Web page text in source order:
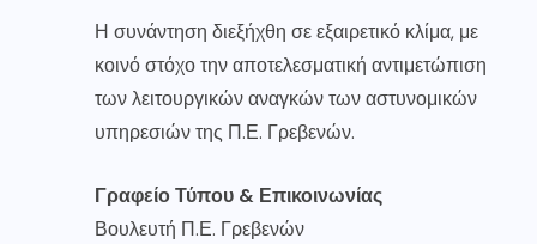
Η συνάντηση διεξήχθη σε εξαιρετικό κλίμα, με
κοινό στόχο την αποτελεσματική αντιμετώπιση
των λειτουργικών αναγκών των αστυνομικών
υπηρεσιών της Π.Ε. Γρεβενών.
Γραφείο Τύπου & Επικοινωνίας
Βουλευτή Π.Ε. Γρεβενών